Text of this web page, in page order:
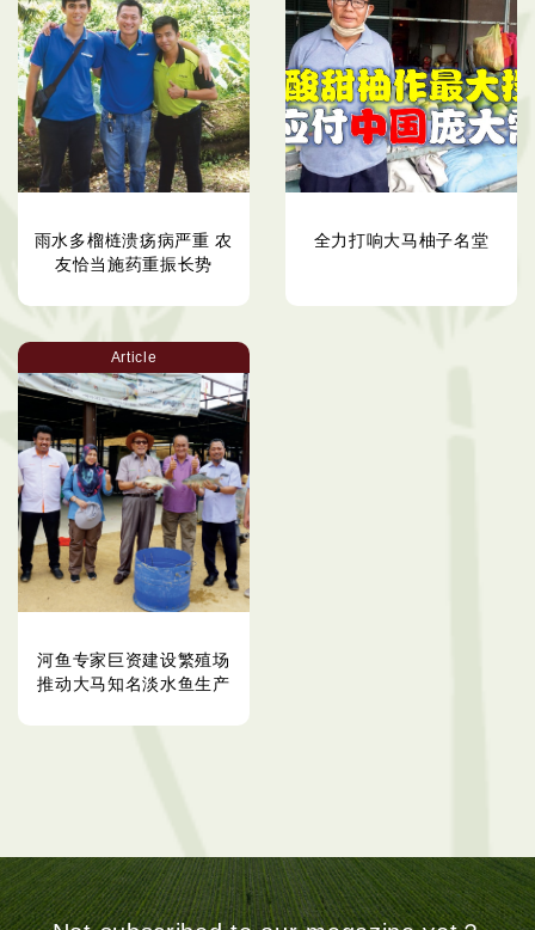
雨水多榴梿溃疡病严重 农
友恰当施药重振长势
全力打响大马柚子名堂
Article
河鱼专家巨资建设繁殖场
推动大马知名淡水鱼生产